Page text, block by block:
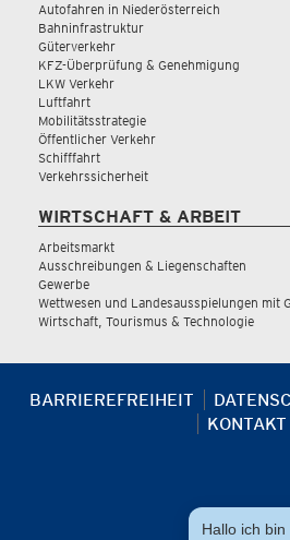
Autofahren in Niederösterreich
Bahninfrastruktur
Güterverkehr
KFZ-Überprüfung & Genehmigung
LKW Verkehr
Luftfahrt
Mobilitätsstrategie
Öffentlicher Verkehr
Schifffahrt
Verkehrssicherheit
WIRTSCHAFT & ARBEIT
Arbeitsmarkt
Ausschreibungen & Liegenschaften
Gewerbe
Wettwesen und Landesausspielungen mit
Wirtschaft, Tourismus & Technologie
BARRIEREFREIHEIT
KONTAKT
Hallo ich